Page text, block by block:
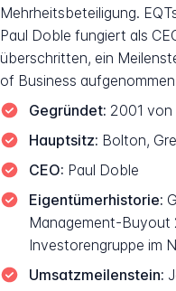
Mehrheitsbeteiligung.
Paul Doble fungiert als
überschritten, ein
of Business
Gegründet: 2001 von
Hauptsitz: Bolton,
CEO: Paul Doble
Eigentümerhistorie:
Management-Buyout
Investorengruppe im
Umsatzmeilenstein: